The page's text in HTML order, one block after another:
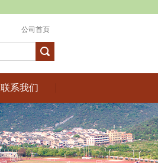
公司首页
联系我们